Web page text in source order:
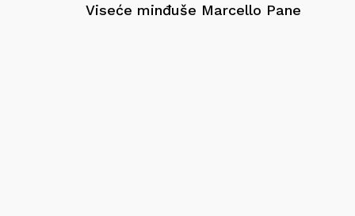
Viseće minđuše Marcello Pane